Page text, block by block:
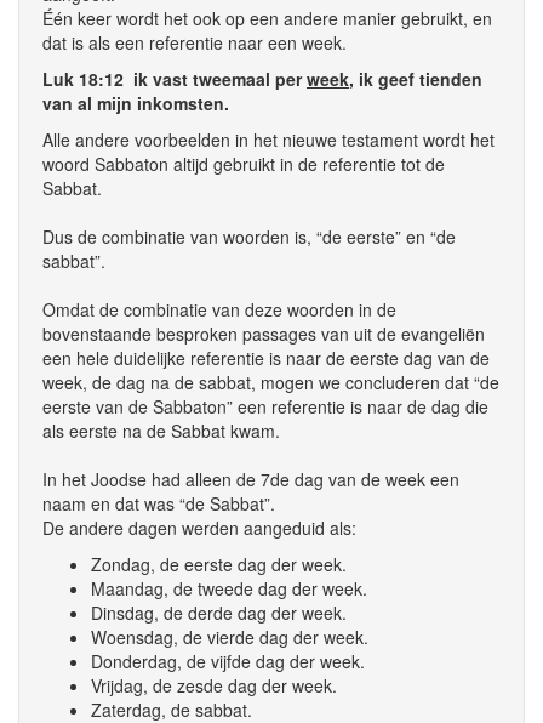
Één keer wordt het ook op een andere manier gebruikt, en
dat is als een referentie naar een week.
Luk 18:12 ik vast tweemaal perweek, ik geef tienden
van al mijn inkomsten.
Alle andere voorbeelden in het nieuwe testament wordt het
woord Sabbaton altijd gebruikt in de referentie tot de
Sabbat.
Dus de combinatie van woorden is, “de eerste” en “de
sabbat”.
Omdat de combinatie van deze woorden in de
bovenstaande besproken passages van uit de evangeliën
een hele duidelijke referentie is naar de eerste dag van de
week, de dag na de sabbat, mogen we concluderen dat “de
eerste van de Sabbaton” een referentie is naar de dag die
als eerste na de Sabbat kwam.
In het Joodse had alleen de 7de dag van de week een
naam en dat was “de Sabbat”.
De andere dagen werden aangeduid als:
Zondag, de eerste dag der week.
Maandag, de tweede dag der week.
Dinsdag, de derde dag der week.
Woensdag, de vierde dag der week.
Donderdag, de vijfde dag der week.
Vrijdag, de zesde dag der week.
Zaterdag, de sabbat.